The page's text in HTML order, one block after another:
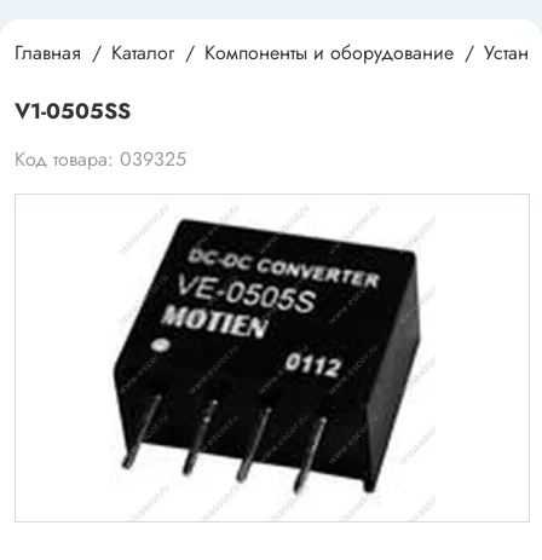
Главная Каталог Компоненты и оборудование
V1-0505SS
Код товара: 039325